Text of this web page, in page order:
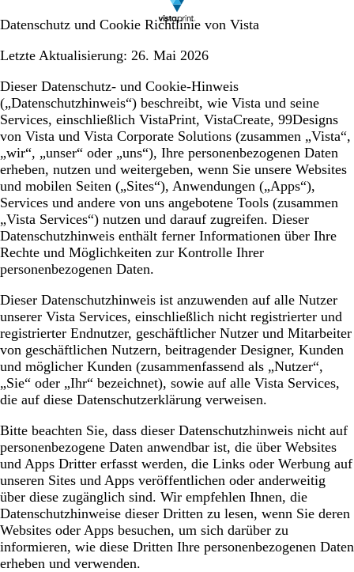
Datenschutz und Cookie Richtlinie von Vista
Letzte Aktualisierung: 26. Mai 2026
Dieser Datenschutz- und Cookie-Hinweis
(„Datenschutzhinweis“) beschreibt, wie Vista und seine
Services, einschließlich VistaPrint, VistaCreate, 99Designs
von Vista und Vista Corporate Solutions (zusammen „Vista“,
„wir“, „unser“ oder „uns“), Ihre personenbezogenen Daten
erheben, nutzen und weitergeben, wenn Sie unsere Websites
und mobilen Seiten („Sites“), Anwendungen („Apps“),
Services und andere von uns angebotene Tools (zusammen
„Vista Services“) nutzen und darauf zugreifen. Dieser
Datenschutzhinweis enthält ferner Informationen über Ihre
Rechte und Möglichkeiten zur Kontrolle Ihrer
personenbezogenen Daten.
Dieser Datenschutzhinweis ist anzuwenden auf alle Nutzer
unserer Vista Services, einschließlich nicht registrierter und
registrierter Endnutzer, geschäftlicher Nutzer und Mitarbeiter
von geschäftlichen Nutzern, beitragender Designer, Kunden
und möglicher Kunden (zusammenfassend als „Nutzer“,
„Sie“ oder „Ihr“ bezeichnet), sowie auf alle Vista Services,
die auf diese Datenschutzerklärung verweisen.
Bitte beachten Sie, dass dieser Datenschutzhinweis nicht auf
personenbezogene Daten anwendbar ist, die über Websites
und Apps Dritter erfasst werden, die Links oder Werbung auf
unseren Sites und Apps veröffentlichen oder anderweitig
über diese zugänglich sind. Wir empfehlen Ihnen, die
Datenschutzhinweise dieser Dritten zu lesen, wenn Sie deren
Websites oder Apps besuchen, um sich darüber zu
informieren, wie diese Dritten Ihre personenbezogenen Daten
erheben und verwenden.